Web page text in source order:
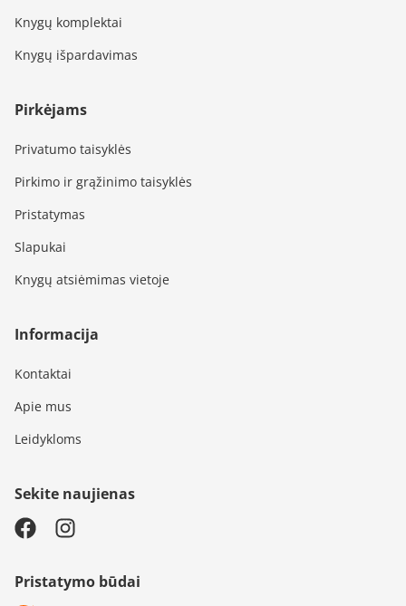
Knygų komplektai
Knygų išpardavimas
Pirkėjams
Privatumo taisyklės
Pirkimo ir grąžinimo taisyklės
Pristatymas
Slapukai
Knygų atsiėmimas vietoje
Informacija
Kontaktai
Apie mus
Leidykloms
Sekite naujienas
Pristatymo būdai